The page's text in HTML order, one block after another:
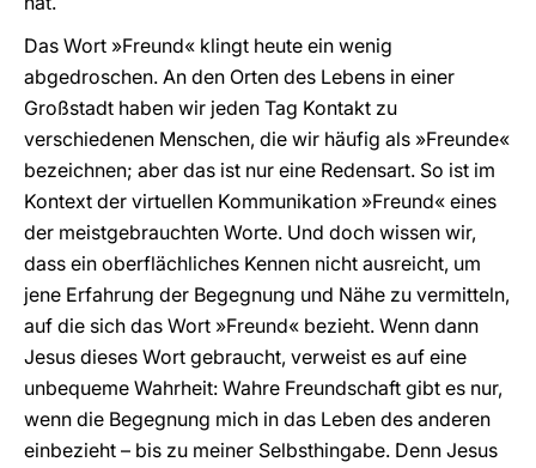
Das Wort »Freund« klingt heute ein wenig
abgedroschen. An den Orten des Lebens in einer
Großstadt haben wir jeden Tag Kontakt zu
verschiedenen Menschen, die wir häufig als »Freunde«
bezeichnen; aber das ist nur eine Redensart. So ist im
Kontext der virtuellen Kommunikation »Freund« eines
der meistgebrauchten Worte. Und doch wissen wir,
dass ein oberflächliches Kennen nicht ausreicht, um
jene Erfahrung der Begegnung und Nähe zu vermitteln,
auf die sich das Wort »Freund« bezieht. Wenn dann
Jesus dieses Wort gebraucht, verweist es auf eine
unbequeme Wahrheit: Wahre Freundschaft gibt es nur,
wenn die Begegnung mich in das Leben des anderen
einbezieht – bis zu meiner Selbsthingabe. Denn Jesus